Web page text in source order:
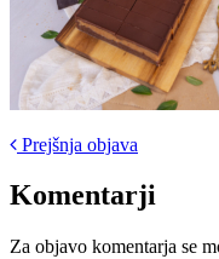
Post
navigation
Prejšnja objava
Komentarji
Za objavo komentarja se